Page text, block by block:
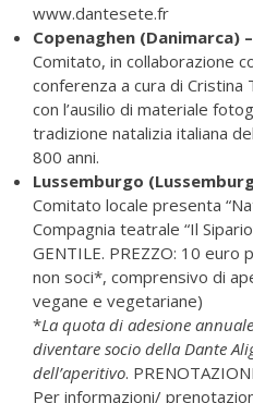
www.dantesete.fr
Copenaghen (Danimarca)
Comitato, in collaborazione
conferenza a cura di Cristina
con l’ausilio di materiale
tradizione natalizia italiana
800 anni.
Lussemburgo
Comitato locale presenta
Compagnia teatrale “Il
GENTILE. PREZZO: 10 euro
non soci*, comprensivo di
vegane e vegetariane)
*La quota di adesione
diventare socio della Dante
dell’aperitivo.
Per informazioni/